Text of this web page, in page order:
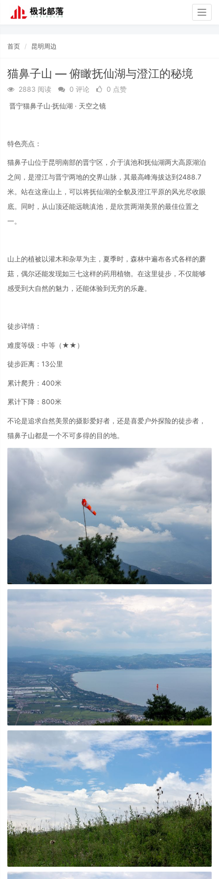
首页 昆明周边
猫鼻子山 — 俯瞰抚仙湖与澄江的秘境
2883 阅读 0 评论
0 点赞
晋宁猫鼻子山·抚仙湖 · 天空之镜
特色亮点：
猫鼻子山位于昆明南部的晋宁区，介于滇池和抚仙湖两大高原湖泊
之间，是澄江与晋宁两地的交界山脉，其最高峰海拔达到2488.7
米。站在这座山上，可以将抚仙湖的全貌及澄江平原的风光尽收眼
底。同时，从山顶还能远眺滇池，是欣赏两湖美景的最佳位置之
一。
山上的植被以灌木和杂草为主，夏季时，森林中遍布各式各样的蘑
菇，偶尔还能发现如三七这样的药用植物。在这里徒步，不仅能够
感受到大自然的魅力，还能体验到无穷的乐趣。
徒步详情：
难度等级：中等（★★）
徒步距离：13公里
累计爬升：400米
累计下降：800米
不论是追求自然美景的摄影爱好者，还是喜爱户外探险的徒步者，
猫鼻子山都是一个不可多得的目的地。